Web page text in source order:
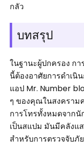
กลัว
บทสรุป
ในฐานะผู้ปกครอง ก
นี้ต้องอาศัยการดำเนิ
แอป Mr. Number
ๆ ของคุณในสงคราม
การโทรทั้งหมดจาก
เป็นสแปม มันมีคลังแ
สำหรับการตรวจจับภั